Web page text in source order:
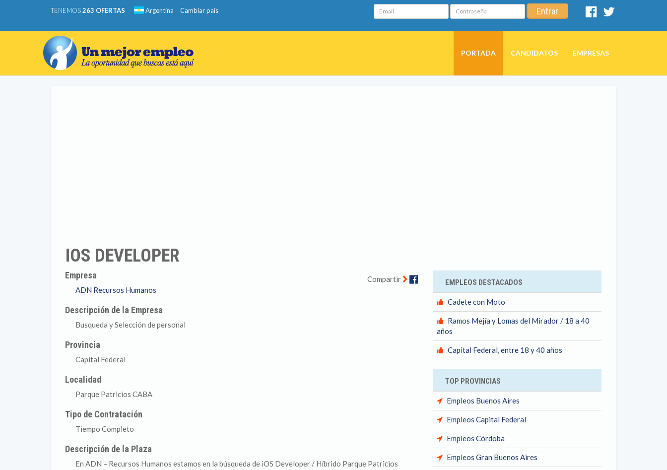
TENEMOS263 OFERTAS Argentina Cambiar país Email Contraseña Entrar
Facebook
PORTADA CANDIDATOS EMPRESAS
IOS DEVELOPER
Compartir Facebook
Empresa
ADN Recursos Humanos
Descripción de la Empresa
Busqueda y Selección de personal
Provincia
Capital Federal
Localidad
Parque Patricios CABA
Tipo de Contratación
Tiempo Completo
Descripción de la Plaza
En ADN – Recursos Humanos estamos en la búsqueda de iOS Developer / Híbrido Parque Patricios
EMPLEOS DESTACADOS
Cadete con Moto
Ramos Mejía y Lomas del Mirador / 18 a 40
años
Capital Federal, entre 18 y 40 años
TOP PROVINCIAS
Empleos Buenos Aires
Empleos Capital Federal
Empleos Córdoba
Empleos Gran Buenos Aires